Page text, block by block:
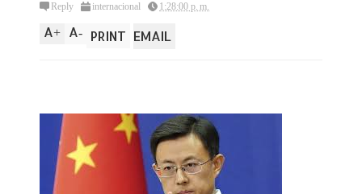
Reply internacional 1:28:00 p. m.
A+ A- PRINT EMAIL